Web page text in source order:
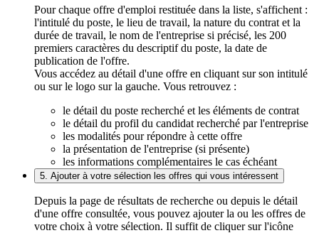
Pour chaque offre d'emploi restituée dans la liste, s'affichent :
l'intitulé du poste, le lieu de travail, la nature du contrat et la
durée de travail, le nom de l'entreprise si précisé, les 200
premiers caractères du descriptif du poste, la date de
publication de l'offre.
Vous accédez au détail d'une offre en cliquant sur son intitulé
ou sur le logo sur la gauche. Vous retrouvez :
le détail du poste recherché et les éléments de contrat
le détail du profil du candidat recherché par l'entreprise
les modalités pour répondre à cette offre
la présentation de l'entreprise (si présente)
les informations complémentaires le cas échéant
5. Ajouter à votre sélection les offres qui vous intéressent
Depuis la page de résultats de recherche ou depuis le détail
d'une offre consultée, vous pouvez ajouter la ou les offres de
votre choix à votre sélection. Il suffit de cliquer sur l'icône